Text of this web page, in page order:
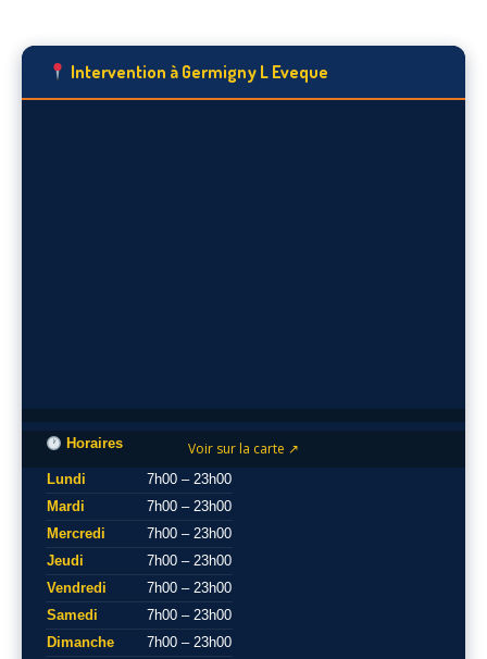
Intervention à Germigny L Eveque
Voir sur la carte ↗
Horaires
Lundi
7h00 – 23h00
Mardi
7h00 – 23h00
Mercredi
7h00 – 23h00
Jeudi
7h00 – 23h00
Vendredi
7h00 – 23h00
Samedi
7h00 – 23h00
Dimanche
7h00 – 23h00